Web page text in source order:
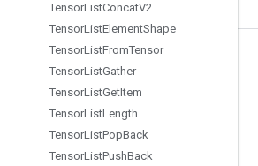
TensorListConcatV2
TensorListElementShape
TensorListFromTensor
TensorListGather
TensorListGetItem
TensorListLength
TensorListPopBack
TensorListPushBack
Permanecer conectado
Fórum